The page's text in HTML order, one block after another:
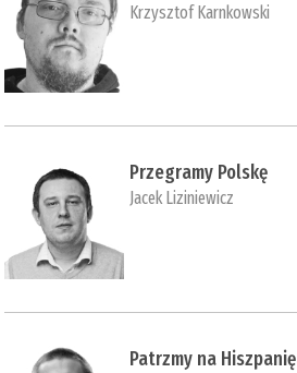
Krzysztof Karnkowski
Przegramy Polskę
Jacek Liziniewicz
Patrzmy na Hiszpanię